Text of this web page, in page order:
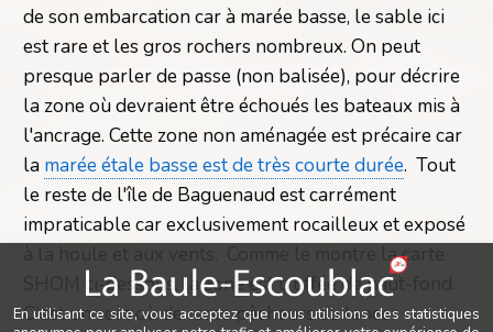
de son embarcation car à marée basse, le sable ici
est rare et les gros rochers nombreux. On peut
presque parler de passe (non balisée), pour décrire
la zone où devraient être échoués les bateaux mis à
l'ancrage. Cette zone non aménagée est précaire car
la marée étale basse est de très courte durée. Tout
le reste de l'île de Baguenaud est carrément
impraticable car exclusivement rocailleux et exposé
à la houle et aux vents. Comme le montre la carte
SHOM ci-dessous, la zone est truffée de haut-fond.
C'est un coin où de rares pêcheurs au lancer
En utilisant ce site, vous acceptez que nous utilisions des statistiques